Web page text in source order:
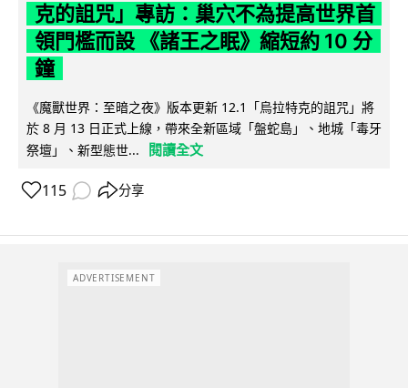
克的詛咒」專訪：巢穴不為提高世界首
領門檻而設 《諸王之眠》縮短約 10 分
鐘
《魔獸世界：至暗之夜》版本更新 12.1「烏拉特克的詛咒」將
於 8 月 13 日正式上線，帶來全新區域「盤蛇島」、地城「毒牙
祭壇」、新型態世...
閱讀全文
115 分享
ADVERTISEMENT